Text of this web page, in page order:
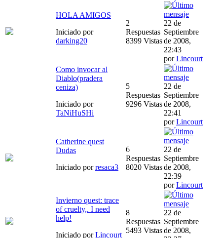
HOLA AMIGOS
Iniciado por
darking20
2
Respuestas
8399 Vistas
22 de
Septiembre
de 2008,
22:43
porLincourt
Como invocar al
Diablo(pradera
ceniza)
Iniciado por
TaNiHuSHi
5
Respuestas
9296 Vistas
22 de
Septiembre
de 2008,
22:41
porLincourt
Catherine quest
Dudas
Iniciado porresaca3
6
Respuestas
8020 Vistas
22 de
Septiembre
de 2008,
22:39
porLincourt
Invierno quest: trace
of cruelty,. I need
help!
Iniciado porLincourt
8
Respuestas
5493 Vistas
22 de
Septiembre
de 2008,